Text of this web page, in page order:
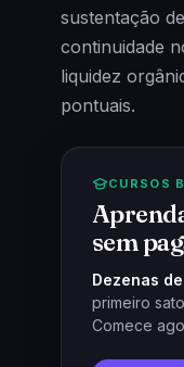
sustentação
continuidade
liquidez
pontuais.
CURSOS
sem
Dezenas
primeiro
Comece